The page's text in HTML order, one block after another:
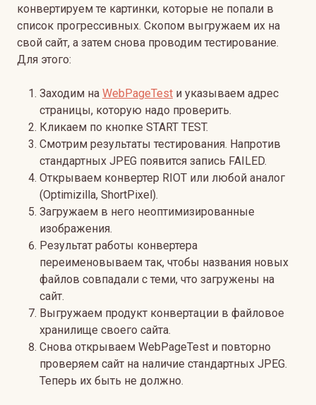
конвертируем те картинки, которые не попали в
список прогрессивных. Скопом выгружаем их на
свой сайт, а затем снова проводим тестирование.
Для этого:
Заходим на WebPageTest и указываем адрес
страницы, которую надо проверить.
Кликаем по кнопке START TEST.
Смотрим результаты тестирования. Напротив
стандартных JPEG появится запись FAILED.
Открываем конвертер RIOT или любой аналог
(Optimizilla, ShortPixel).
Загружаем в него неоптимизированные
изображения.
Результат работы конвертера
переименовываем так, чтобы названия новых
файлов совпадали с теми, что загружены на
сайт.
Выгружаем продукт конвертации в файловое
хранилище своего сайта.
Снова открываем WebPageTest и повторно
проверяем сайт на наличие стандартных JPEG.
Теперь их быть не должно.